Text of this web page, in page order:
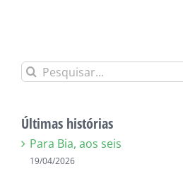
resultados
Para Bia, aos seis
19/04/2026